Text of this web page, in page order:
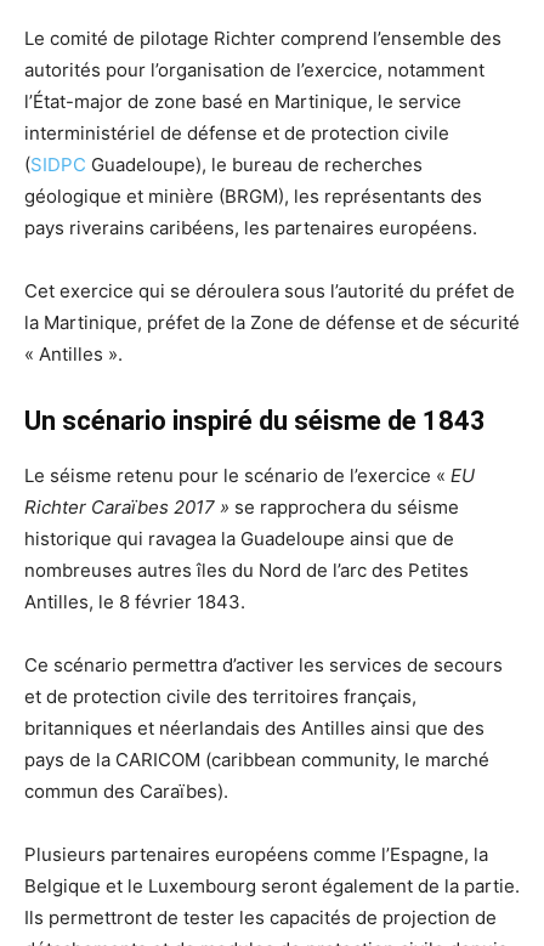
Le comité de pilotage Richter comprend l’ensemble des
autorités pour l’organisation de l’exercice, notamment
l’État-major de zone basé en Martinique, le service
interministériel de défense et de protection civile
(SIDPC Guadeloupe), le bureau de recherches
géologique et minière (BRGM), les représentants des
pays riverains caribéens, les partenaires européens.
Cet exercice qui se déroulera sous l’autorité du préfet de
la Martinique, préfet de la Zone de défense et de sécurité
« Antilles ».
Un scénario inspiré du séisme de 1843
Le séisme retenu pour le scénario de l’exercice « EU
Richter Caraïbes 2017 » se rapprochera du séisme
historique qui ravagea la Guadeloupe ainsi que de
nombreuses autres îles du Nord de l’arc des Petites
Antilles, le 8 février 1843.
Ce scénario permettra d’activer les services de secours
et de protection civile des territoires français,
britanniques et néerlandais des Antilles ainsi que des
pays de la CARICOM (caribbean community, le marché
commun des Caraïbes).
Plusieurs partenaires européens comme l’Espagne, la
Belgique et le Luxembourg seront également de la partie.
Ils permettront de tester les capacités de projection de